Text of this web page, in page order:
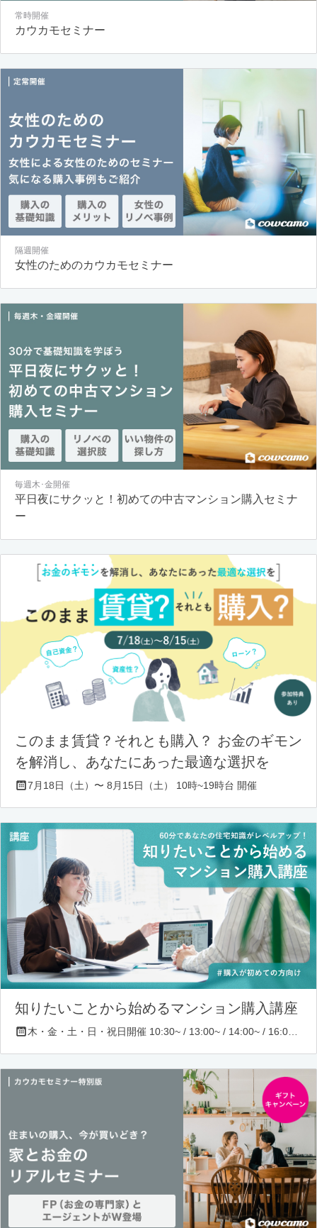
常時開催
カウカモセミナー
隔週開催
女性のためのカウカモセミナー
毎週木･金開催
平日夜にサクッと！初めての中古マンション購入セミナ
ー
このまま賃貸？それとも購入？ お金のギモン
を解消し、あなたにあった最適な選択を
7月18日（土）〜 8月15日（土） 10時~19時台 開催
知りたいことから始めるマンション購入講座